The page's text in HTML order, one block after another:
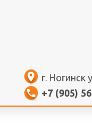
г. Ногинск
+7 (905)